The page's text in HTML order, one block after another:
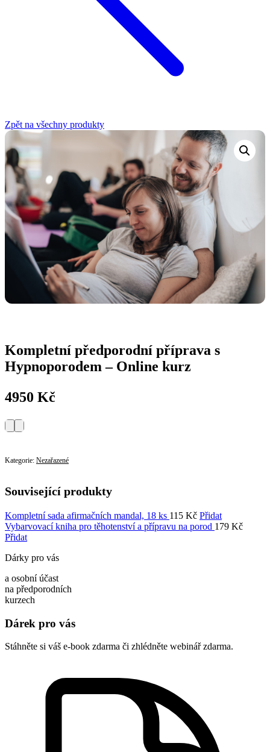
Zpět na všechny produkty
Kompletní předporodní příprava s
Hypnoporodem – Online kurz
4950 Kč
Kompletní
s
Online
množství
Kategorie: Nezařazené
Související produkty
Kompletní sada afirmačních mandal, 18 ks 115 Kč Přidat
Vybarvovací kniha pro těhotenství a přípravu na porod 179 Kč
Přidat
Dárky pro vás
a osobní účast
na předporodních
kurzech
Dárek pro vás
Stáhněte si váš e-book zdarma či zhlédněte webinář zdarma.